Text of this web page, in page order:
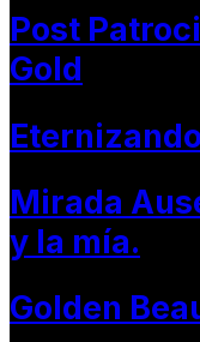
Post
Gold
Mirada
y la mía.
Golden